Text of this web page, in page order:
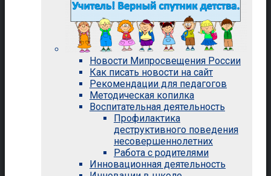
Новости Мипросвещения России
Как писать новости на сайт
Рекомендации для педагогов
Методическая копилка
Воспитательная деятельность
Профилактика
деструктивного поведения
несовершеннолетних
Работа с родителями
Инновационная деятельность